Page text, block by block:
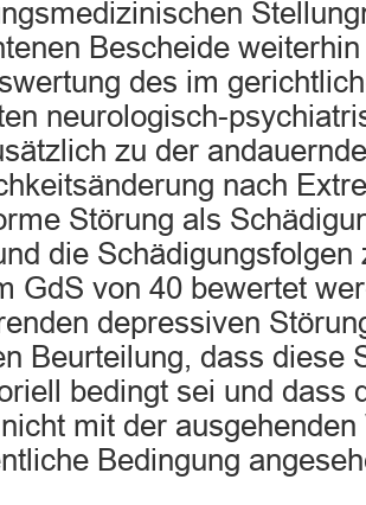
Bescheide
des im
neurologisch-
zu der
nach
Störung als
die
GdS von 40 bewertet
depressiven
Beurteilung, dass diese
bedingt sei und dass
mit der
Bedingung